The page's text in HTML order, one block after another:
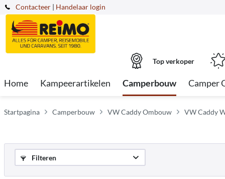
Contacteer | Handelaar login
Top verkoper
Home Kampeerartikelen Camperbouw Camper
Startpagina Camperbouw VW Caddy Ombouw VW Caddy
Filteren